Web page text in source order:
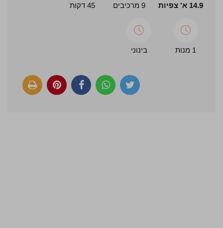
14.9 א' צפיות 9 מרכיבים 45 דקות
1 מנות בינוני